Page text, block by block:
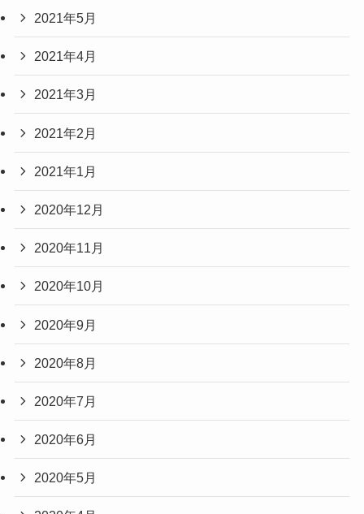
2021年5月
2021年4月
2021年3月
2021年2月
2021年1月
2020年12月
2020年11月
2020年10月
2020年9月
2020年8月
2020年7月
2020年6月
2020年5月